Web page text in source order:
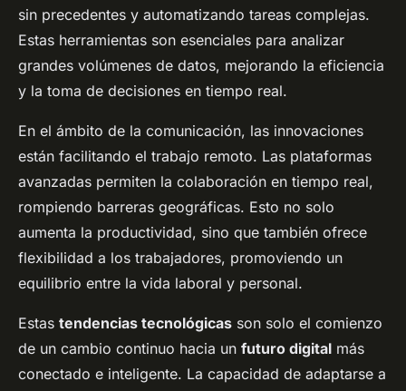
sin precedentes y automatizando tareas complejas.
Estas herramientas son esenciales para analizar
grandes volúmenes de datos, mejorando la eficiencia
y la toma de decisiones en tiempo real.
En el ámbito de la comunicación, las innovaciones
están facilitando el trabajo remoto. Las plataformas
avanzadas permiten la colaboración en tiempo real,
rompiendo barreras geográficas. Esto no solo
aumenta la productividad, sino que también ofrece
flexibilidad a los trabajadores, promoviendo un
equilibrio entre la vida laboral y personal.
Estas tendencias tecnológicas son solo el comienzo
de un cambio continuo hacia un futuro digital más
conectado e inteligente. La capacidad de adaptarse a